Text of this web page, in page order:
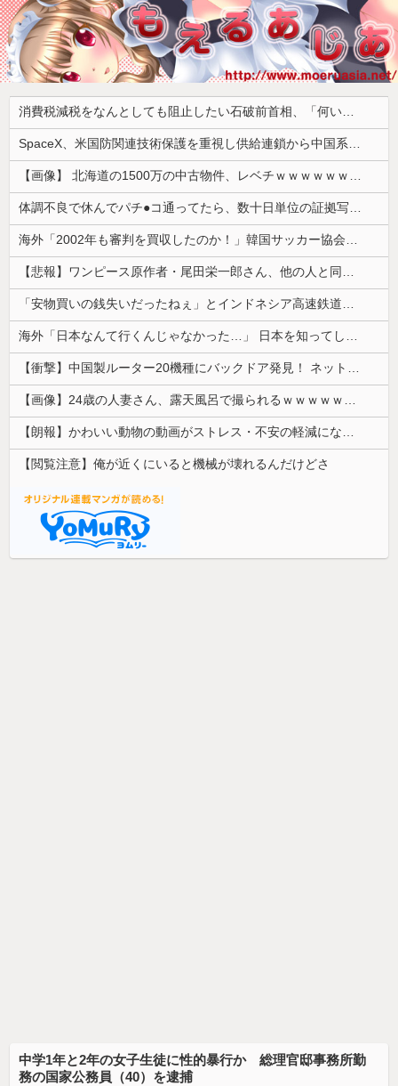
消費税減税をなんとしても阻止したい石破前首相、「何いってんのこいつ」と有権者をドン引きさせるよな屁理屈を……
SpaceX、米国防関連技術保護を重視し供給連鎖から中国系を完全排除へ 供給業者に「中国籍人員をSpaceX向けの生産に関わらせないこと」「中国製の設備・部品を使わないこと」を要求し監査実施
【画像】 北海道の1500万の中古物件、レベチｗｗｗｗｗｗｗｗｗｗｗｗｗｗｗｗｗｗｗｗ
体調不良で休んでパチ●コ通ってたら、数十日単位の証拠写真撮られて会社クビになった
海外「2002年も審判を買収したのか！」韓国サッカー協会による国際試合の審判買収が発覚し大騒ぎ！【海外の反応】
【悲報】ワンピース原作者・尾田栄一郎さん、他の人と同じ「漫画家」という肩書きに不満
「安物買いの銭失いだったねぇ」とインドネシア高速鉄道の最終処分に日本側騒然、国家予算は使わないというと何が財源なんだ？
海外「日本なんて行くんじゃなかった…」 日本を知ってしまったディズニー信者、帰国後『本家』に失望する事態に
【衝撃】中国製ルーター20機種にバックドア発見！ ネットに繋ぐだけで35秒ごとに中国のサーバーと通信
【画像】24歳の人妻さん、露天風呂で撮られるｗｗｗｗｗｗｗｗｗｗｗｗｗｗｗｗｗ
【朗報】かわいい動物の動画がストレス・不安の軽減になる可能性。英大学の研究で実証
【閲覧注意】俺が近くにいると機械が壊れるんだけどさ
中学1年と2年の女子生徒に性的暴行か 総理官邸事務所勤
務の国家公務員（40）を逮捕